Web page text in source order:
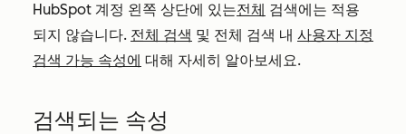
HubSpot 계정 왼쪽 상단에 있는전체 검색에는 적용
되지 않습니다. 전체 검색 및 전체 검색 내 사용자 지정
검색 가능 속성에 대해 자세히 알아보세요.
검색되는 속성